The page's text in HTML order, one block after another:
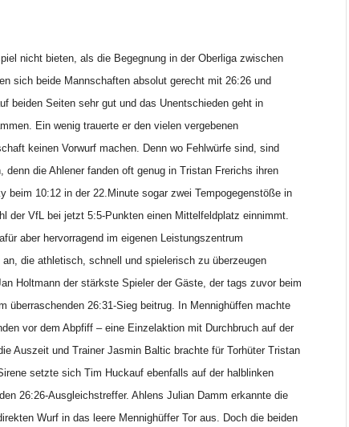
nicht bieten, als die Begegnung in der Oberliga zwischen
sich beide Mannschaften absolut gerecht mit 26:26 und
beiden Seiten sehr gut und das Unentschieden geht in
Ein wenig trauerte er den vielen vergebenen
keinen Vorwurf machen. Denn wo Fehlwürfe sind, sind
die Ahlener fanden oft genug in Tristan Frerichs ihren
beim 10:12 in der 22.Minute sogar zwei Tempogegenstöße in
der VfL bei jetzt 5:5-Punkten einen Mittelfeldplatz einnimmt.
aber hervorragend im eigenen Leistungszentrum
die athletisch, schnell und spielerisch zu überzeugen
Holtmann der stärkste Spieler der Gäste, der tags zuvor beim
überraschenden 26:31-Sieg beitrug. In Mennighüffen machte
vor dem Abpfiff – eine Einzelaktion mit Durchbruch auf der
Auszeit und Trainer Jasmin Baltic brachte für Torhüter Tristan
setzte sich Tim Huckauf ebenfalls auf der halblinken
26:26-Ausgleichstreffer. Ahlens Julian Damm erkannte die
Wurf in das leere Mennighüffer Tor aus. Doch die beiden